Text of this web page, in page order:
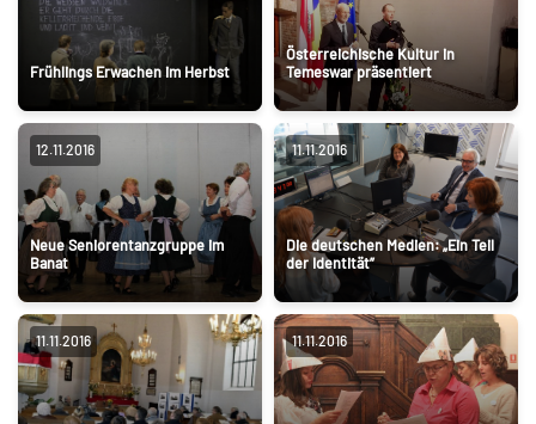
Frühlings Erwachen im Herbst
Österreichische Kultur in
Temeswar präsentiert
12.11.2016
Neue Seniorentanzgruppe im
Banat
11.11.2016
Die deutschen Medien: „Ein Teil
der Identität”
11.11.2016 11.11.2016